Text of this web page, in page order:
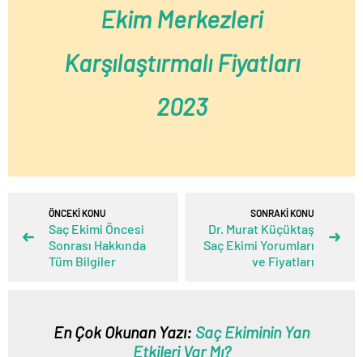
Ekim Merkezleri
Karşılaştırmalı Fiyatları
2023
ÖNCEKİ KONU
Saç Ekimi Öncesi
Sonrası Hakkında
Tüm Bilgiler
SONRAKİ KONU
Dr. Murat Küçüktaş
Saç Ekimi Yorumları
ve Fiyatları
En Çok Okunan Yazı: Saç Ekiminin Yan
Etkileri Var Mı?